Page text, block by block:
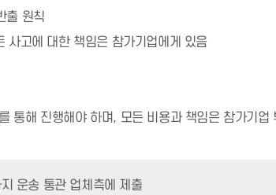
출 원칙
사고에 대한 책임은 참가기업에게 있음
통해 진행해야 하며, 모든 비용과 책임은 참가기업
운송 통관 업체측에 제출